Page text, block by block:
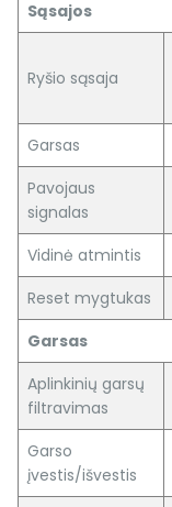
Sąsajos
Ryšio sąsaja
Garsas
Pavojaus
signalas
Vidinė atmintis
Reset mygtukas
Garsas
Aplinkinių garsų
filtravimas
Garso
įvestis/išvestis